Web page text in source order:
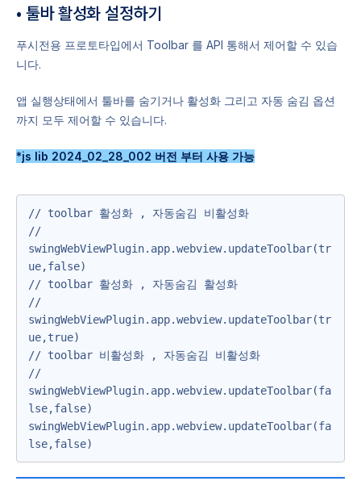
• 툴바 활성화 설정하기
푸시전용 프로토타입에서 Toolbar 를 API 통해서 제어할 수 있습
니다.
앱 실행상태에서 툴바를 숨기거나 활성화 그리고 자동 숨김 옵션
까지 모두 제어할 수 있습니다.
*js lib 2024_02_28_002 버전 부터 사용 가능
// toolbar 활성화 , 자동숨김 비활성화
//
swingWebViewPlugin.app.webview.updateToolbar(tr
ue,false)
// toolbar 활성화 , 자동숨김 활성화
//
swingWebViewPlugin.app.webview.updateToolbar(tr
ue,true)
// toolbar 비활성화 , 자동숨김 비활성화
//
swingWebViewPlugin.app.webview.updateToolbar(fa
lse,false)
swingWebViewPlugin.app.webview.updateToolbar(fa
lse,false)